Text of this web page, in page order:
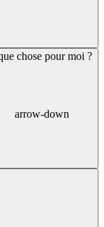
chose pour moi ?
arrow-down